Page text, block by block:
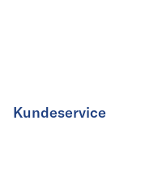
Kundeservice